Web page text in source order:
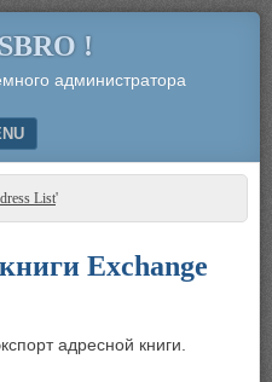
!
администратора
List'
Exchange
адресной книги.